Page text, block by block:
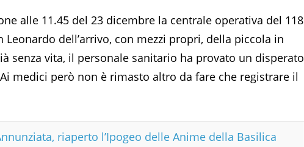
alle 11.45 del 23 dicembre la centrale operativa del 118
Leonardo dell’arrivo, con mezzi propri, della piccola in
senza vita, il personale sanitario ha provato un disperato
medici però non è rimasto altro da fare che registrare il
riaperto l’Ipogeo delle Anime della Basilica